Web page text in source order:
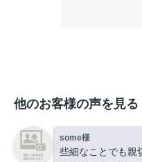
他のお客様の声を見る
some様
些細なことでも親